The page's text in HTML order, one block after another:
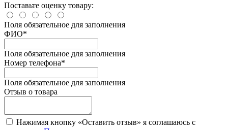
Поставьте оценку товару:
Поля обязательное для заполнения
ФИО*
Поля обязательное для заполнения
Номер телефона*
Поля обязательное для заполнения
Отзыв о товара
Нажимая кнопку «Оставить отзыв» я соглашаюсь с